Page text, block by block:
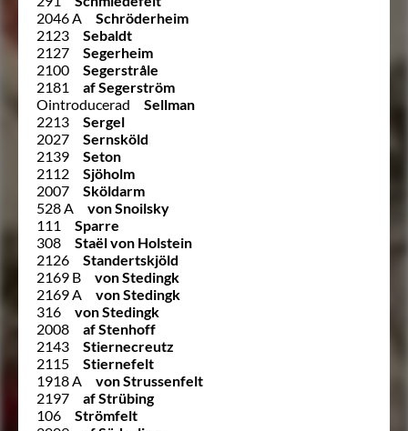
2046 A
Schröderheim
2123
Sebaldt
2127
Segerheim
2100
Segerstråle
2181
af Segerström
Ointroducerad
Sellman
2213
Sergel
2027
Sernsköld
2139
Seton
2112
Sjöholm
2007
Sköldarm
528 A
von Snoilsky
111
Sparre
308
Staël von Holstein
2126
Standertskjöld
2169 B
von Stedingk
2169 A
von Stedingk
316
von Stedingk
2008
af Stenhoff
2143
Stiernecreutz
2115
Stiernefelt
1918 A
von Strussenfelt
2197
af Strübing
106
Strömfelt